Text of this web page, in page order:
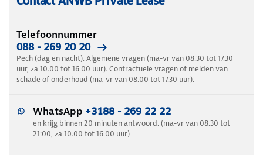
Telefoonnummer
088 - 269 20 20
Pech (dag en nacht). Algemene vragen (ma-vr van 08.30 tot 17.30
uur, za 10.00 tot 16.00 uur). Contractuele vragen of melden van
schade of onderhoud (ma-vr van 08.00 tot 17.30 uur).
WhatsApp +3188 - 269 22 22
en krijg binnen 20 minuten antwoord. (ma-vr van 08.30 tot
21:00, za 10.00 tot 16.00 uur)